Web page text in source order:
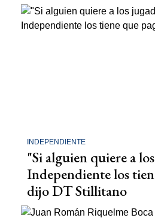
INDEPENDIENTE
"Si alguien quiere a
Independiente los
dijo DT Stillitano